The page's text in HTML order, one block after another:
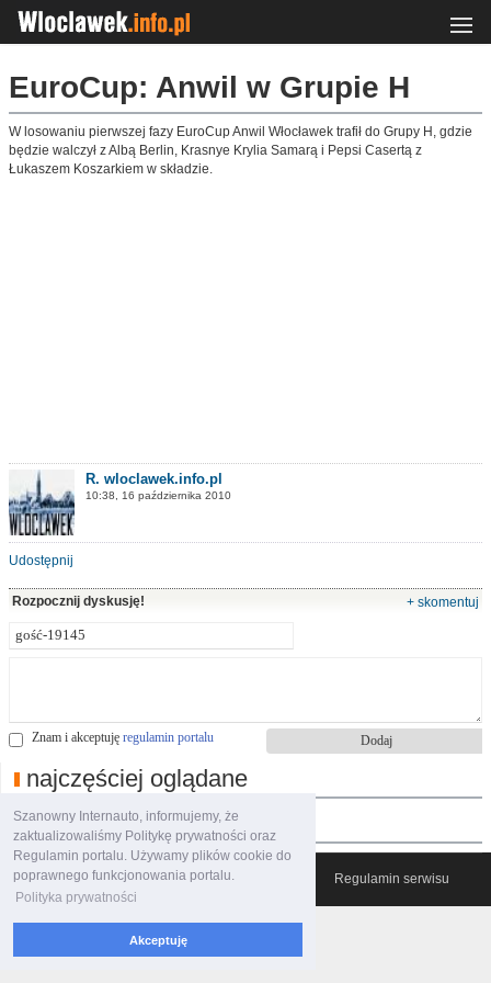
Szanowny Internauto, informujemy, że
zaktualizowaliśmy Politykę prywatności oraz
Regulamin portalu. Używamy plików cookie do
poprawnego funkcjonowania portalu.
Polityka prywatności
Akceptuję
EuroCup: Anwil w Grupie H
W losowaniu pierwszej fazy EuroCup Anwil Włocławek trafił do Grupy H, gdzie
będzie walczył z Albą Berlin, Krasnye Krylia Samarą i Pepsi Casertą z
Łukaszem Koszarkiem w składzie.
R. wloclawek.info.pl
10:38, 16 października 2010
Udostępnij
Rozpocznij dyskusję! + skomentuj
Znam i akceptuję regulamin portalu
najczęściej oglądane
polecane filmy
© 2007-2026 Włocławski Portal informacyjny Regulamin serwisu